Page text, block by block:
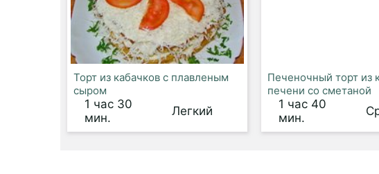
Торт из кабачков с плавленым
сыром
1 час 30
мин.
Легкий
Печеночный торт из
печени со сметаной
1 час 40
мин.